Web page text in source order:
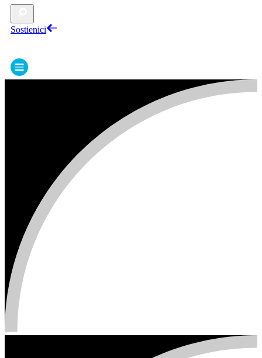
Sostienici